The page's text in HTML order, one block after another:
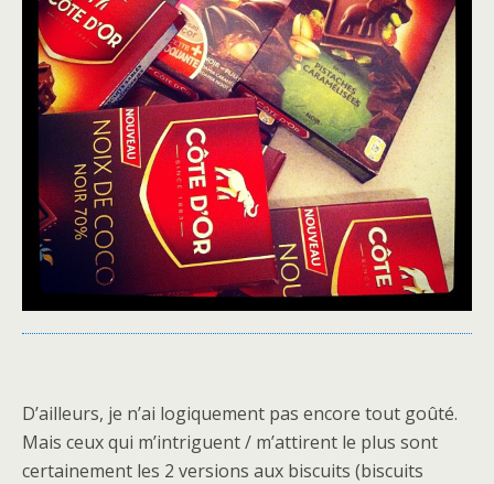
D’ailleurs, je n’ai logiquement pas encore tout goûté.
Mais ceux qui m’intriguent / m’attirent le plus sont
certainement les 2 versions aux biscuits (biscuits